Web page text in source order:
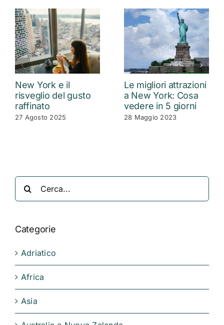
New York e il
risveglio del gusto
raffinato
27 Agosto 2025
Le migliori attrazioni
a New York: Cosa
vedere in 5 giorni
28 Maggio 2023
Cerca
per:
Categorie
Adriatico
Africa
Asia